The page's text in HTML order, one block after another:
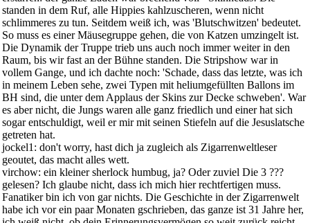
standen in dem Ruf, alle Hippies kahlzuscheren, wenn nicht
schlimmeres zu tun. Seitdem weiß ich, was 'Blutschwitzen' bedeutet.
So muss es einer Mäusegruppe gehen, die von Katzen umzingelt ist.
Die Dynamik der Truppe trieb uns auch noch immer weiter in den
Raum, bis wir fast an der Bühne standen. Die Stripshow war in
vollem Gange, und ich dachte noch: 'Schade, dass das letzte, was ich
in meinem Leben sehe, zwei Typen mit heliumgefüllten Ballons im
BH sind, die unter dem Applaus der Skins zur Decke schweben'. War
es aber nicht, die Jungs waren alle ganz friedlich und einer hat sich
sogar entschuldigt, weil er mir mit seinen Stiefeln auf die Jesuslatsche
getreten hat.
jockel1: don't worry, hast dich ja zugleich als Zigarrenweltleser
geoutet, das macht alles wett.
virchow: ein kleiner sherlock humbug, ja? Oder zuviel Die 3 ???
gelesen? Ich glaube nicht, dass ich mich hier rechtfertigen muss.
Fanatiker bin ich von gar nichts. Die Geschichte in der Zigarrenwelt
habe ich vor ein paar Monaten gschrieben, das ganze ist 31 Jahre her,